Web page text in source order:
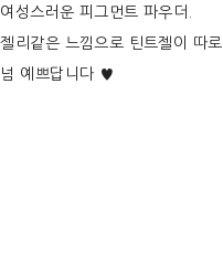
성스러운 피그먼트 파우더.
리같은 느낌으로 틴트젤이 따로
예쁘답니다 ♥